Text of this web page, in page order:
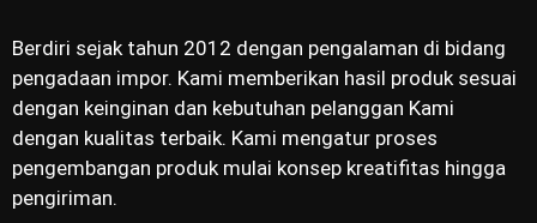
Berdiri sejak tahun 2012 dengan pengalaman di bidang
pengadaan impor. Kami memberikan hasil produk sesuai
dengan keinginan dan kebutuhan pelanggan Kami
dengan kualitas terbaik. Kami mengatur proses
pengembangan produk mulai konsep kreatifitas hingga
pengiriman.